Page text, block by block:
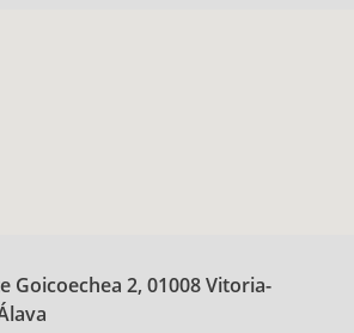
Goicoechea 2, 01008 Vitoria-